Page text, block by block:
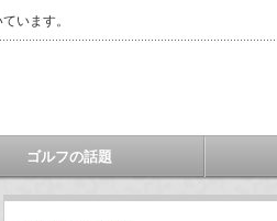
います。
ゴルフの話題